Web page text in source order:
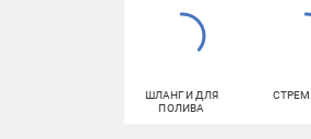
ШЛАНГИ ДЛЯ
ПОЛИВА